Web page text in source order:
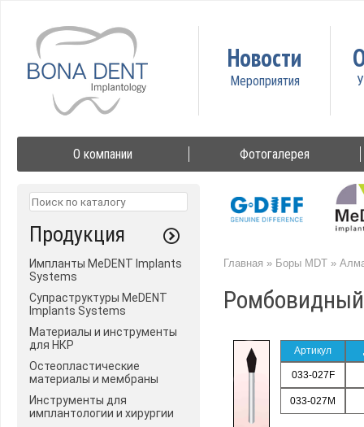
Новости
О компании Фотогалерея
Продукция
Импланты MeDENT Implants
Systems
Супраструктуры MeDENT
Implants Systems
Материалы и инструменты
для НКР
Остеопластические
материалы и мембраны
Инструменты для
имплантологии и хирургии
Главная » Боры MDT »
Ромбовидный
Артикул
033-027F
033-027M